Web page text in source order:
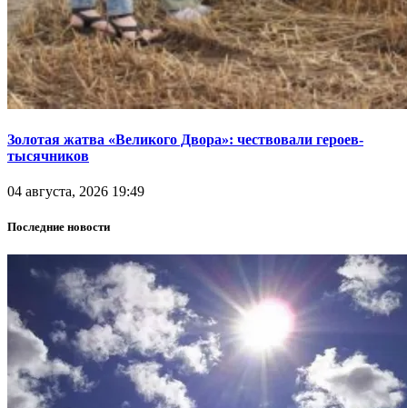
Золотая жатва «Великого Двора»: чествовали героев-
тысячников
04 августа, 2026 19:49
Последние новости